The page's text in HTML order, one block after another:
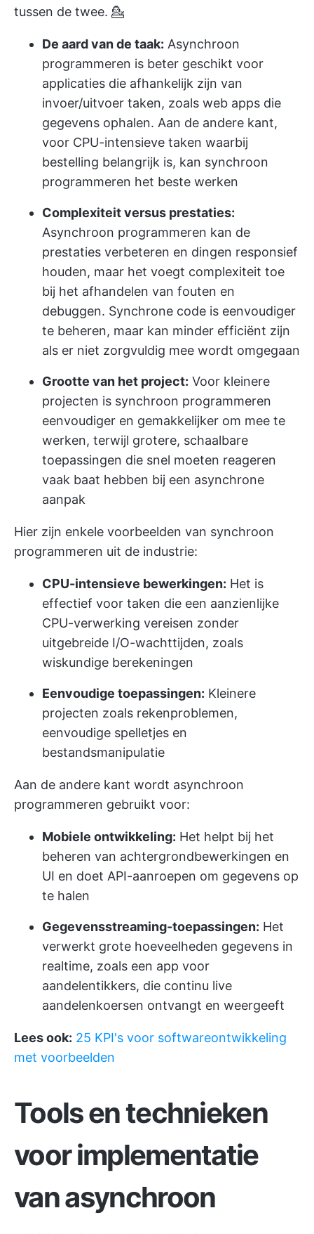
tussen de twee. 💁
De aard van de taak: Asynchroon
programmeren is beter geschikt voor
applicaties die afhankelijk zijn van
invoer/uitvoer taken, zoals web apps die
gegevens ophalen. Aan de andere kant,
voor CPU-intensieve taken waarbij
bestelling belangrijk is, kan synchroon
programmeren het beste werken
Complexiteit versus prestaties:
Asynchroon programmeren kan de
prestaties verbeteren en dingen responsief
houden, maar het voegt complexiteit toe
bij het afhandelen van fouten en
debuggen. Synchrone code is eenvoudiger
te beheren, maar kan minder efficiënt zijn
als er niet zorgvuldig mee wordt omgegaan
Grootte van het project: Voor kleinere
projecten is synchroon programmeren
eenvoudiger en gemakkelijker om mee te
werken, terwijl grotere, schaalbare
toepassingen die snel moeten reageren
vaak baat hebben bij een asynchrone
aanpak
Hier zijn enkele voorbeelden van synchroon
programmeren uit de industrie:
CPU-intensieve bewerkingen: Het is
effectief voor taken die een aanzienlijke
CPU-verwerking vereisen zonder
uitgebreide I/O-wachttijden, zoals
wiskundige berekeningen
Eenvoudige toepassingen: Kleinere
projecten zoals rekenproblemen,
eenvoudige spelletjes en
bestandsmanipulatie
Aan de andere kant wordt asynchroon
programmeren gebruikt voor:
Mobiele ontwikkeling: Het helpt bij het
beheren van achtergrondbewerkingen en
UI en doet API-aanroepen om gegevens op
te halen
Gegevensstreaming-toepassingen: Het
verwerkt grote hoeveelheden gegevens in
realtime, zoals een app voor
aandelentikkers, die continu live
aandelenkoersen ontvangt en weergeeft
Lees ook: 25 KPI's voor softwareontwikkeling
met voorbeelden
Tools en technieken
voor implementatie
van asynchroon